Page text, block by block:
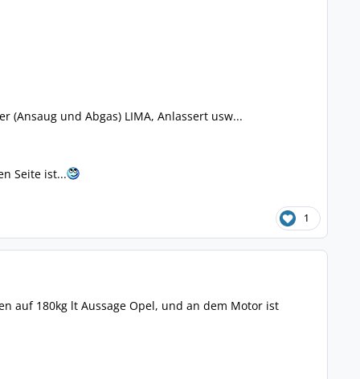
und Abgas) LIMA, Anlassert usw...
Seite ist...
1
auf 180kg lt Aussage Opel, und an dem Motor ist